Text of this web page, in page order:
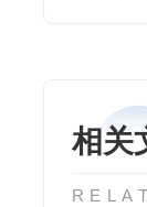
相关